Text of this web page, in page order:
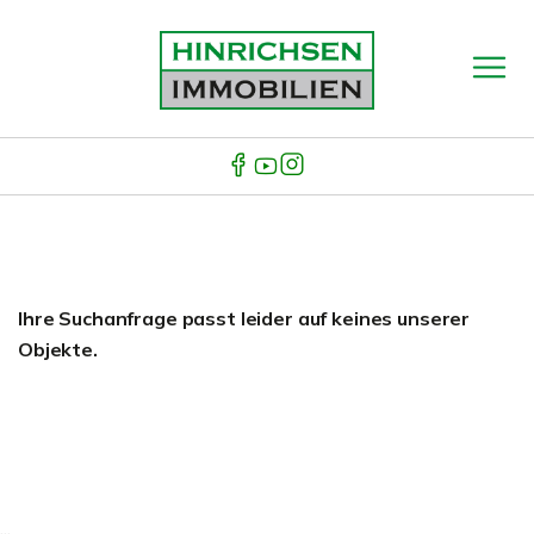
Ihre Suchanfrage passt leider auf keines unserer
Objekte.
...